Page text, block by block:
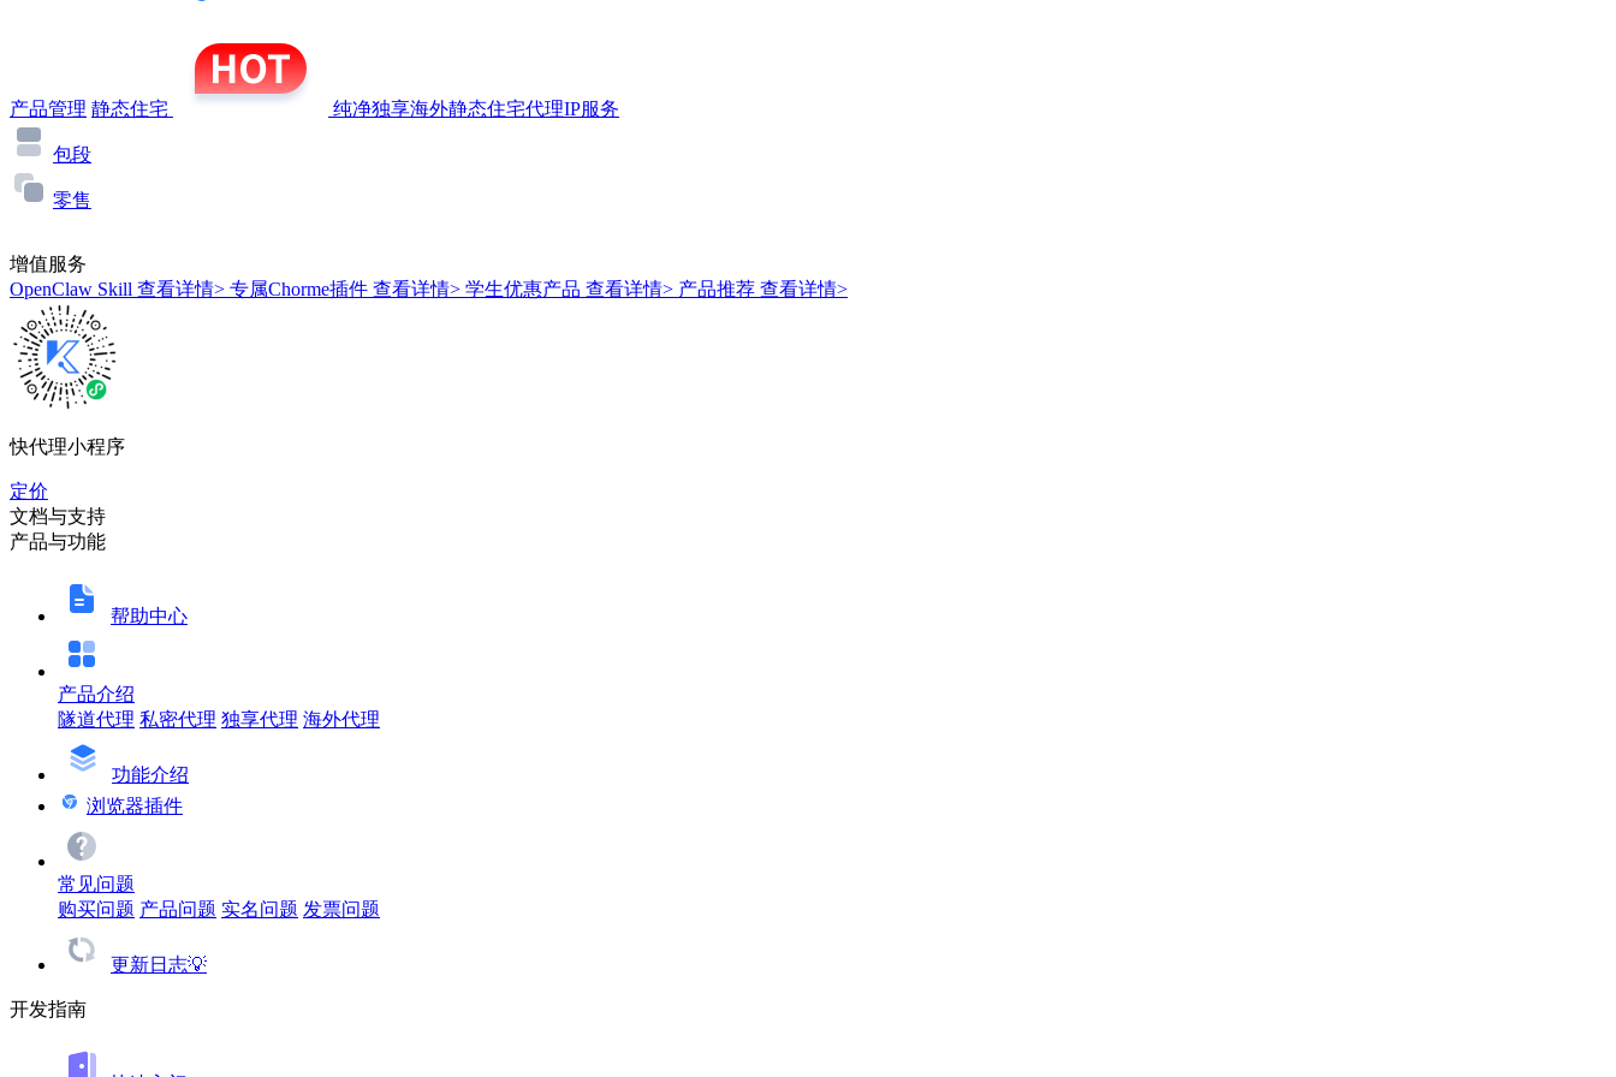
产品管理 静态住宅 纯净独享海外静态住宅代理IP服务
包段
零售
增值服务
OpenClaw Skill 查看详情> 专属Chorme插件 查看详情> 学生优惠产品 查看详情> 产品推荐 查看详情>
快代理小程序
定价
文档与支持
产品与功能
帮助中心
产品介绍
隧道代理 私密代理 独享代理 海外代理
功能介绍
浏览器插件
常见问题
购买问题 产品问题 实名问题 发票问题
更新日志💡
开发指南